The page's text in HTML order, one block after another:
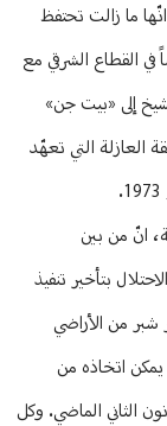
ما زالت تحتفظ
في القطاع الشرقي مع
إلى «بيت جن»
عدا المنطقة العازلة التي تعهّد
انّ من بين
بتأخير تنفيذ
شبر من الأراضي
يمكن اتخاذه من
إلى جانب رئيس الجمهورية الذي انتُخب في 9 كانون الثاني الماضي. وكل